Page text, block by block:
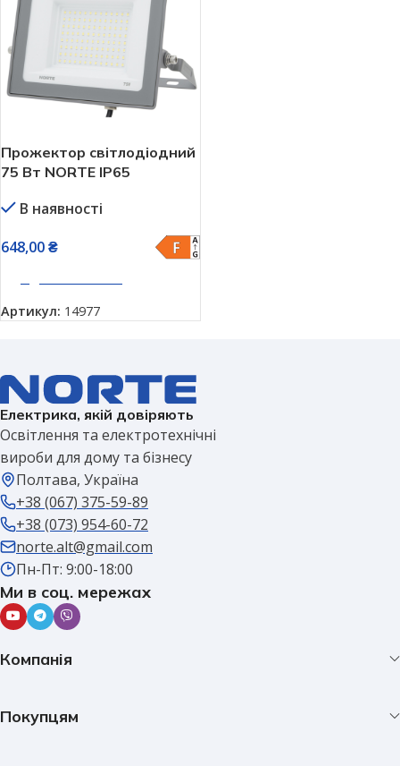
Прожектор світлодіодний
75 Вт NORTE IP65
В наявності
648,00₴
Артикул: 14977
Електрика, якій довіряють
Освітлення та електротехнічні
вироби для дому та бізнесу
Полтава, Україна
+38 (067) 375-59-89
+38 (073) 954-60-72
norte.alt@gmail.com
Пн-Пт: 9:00-18:00
Ми в соц. мережах
Компанія
Покупцям